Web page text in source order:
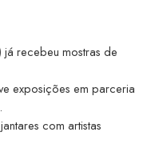
já recebeu mostras de
exposições em parceria
com artistas